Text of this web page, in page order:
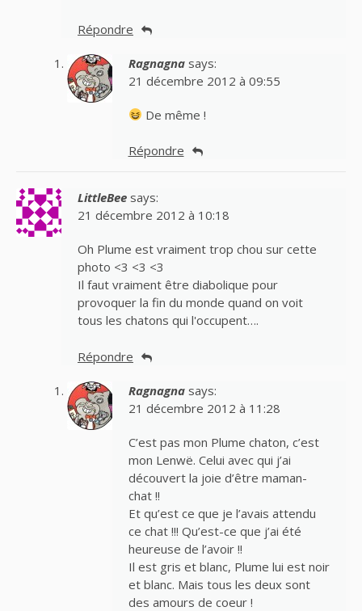
Répondre
Ragnagna says:
21 décembre 2012 à 09:55
De même !
Répondre
LittleBee says:
21 décembre 2012 à 10:18
Oh Plume est vraiment trop chou sur cette
photo <3 <3 <3
Il faut vraiment être diabolique pour
provoquer la fin du monde quand on voit
tous les chatons qui l'occupent….
Répondre
Ragnagna says:
21 décembre 2012 à 11:28
C’est pas mon Plume chaton, c’est
mon Lenwë. Celui avec qui j’ai
découvert la joie d’être maman-
chat !!
Et qu’est ce que je l’avais attendu
ce chat !!! Qu’est-ce que j’ai été
heureuse de l’avoir !!
Il est gris et blanc, Plume lui est noir
et blanc. Mais tous les deux sont
des amours de coeur !